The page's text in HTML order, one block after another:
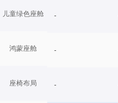
儿童绿色座舱
鸿蒙座舱
座椅布局
-
-
-